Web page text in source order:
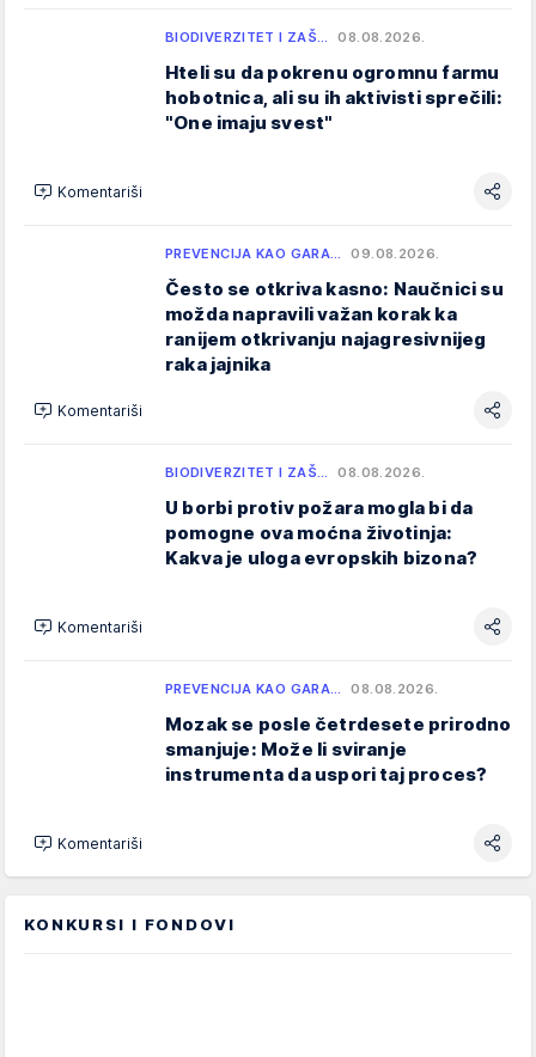
BIODIVERZITET I ZAŠ… 08.08.2026.
Hteli su da pokrenu ogromnu farmu
hobotnica, ali su ih aktivisti sprečili:
"One imaju svest"
Komentariši
PREVENCIJA KAO GARA… 09.08.2026.
Često se otkriva kasno: Naučnici su
možda napravili važan korak ka
ranijem otkrivanju najagresivnijeg
raka jajnika
Komentariši
BIODIVERZITET I ZAŠ… 08.08.2026.
U borbi protiv požara mogla bi da
pomogne ova moćna životinja:
Kakva je uloga evropskih bizona?
Komentariši
PREVENCIJA KAO GARA… 08.08.2026.
Mozak se posle četrdesete prirodno
smanjuje: Može li sviranje
instrumenta da uspori taj proces?
Komentariši
KONKURSI I FONDOVI